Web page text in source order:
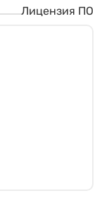
Лицензия ПО